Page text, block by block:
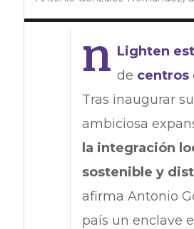
n Lighten
de centros
Tras inaugurar su
ambiciosa
la integración
sostenible y
afirma Antonio
país un enclave